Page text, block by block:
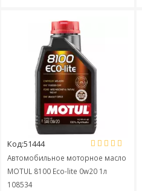
Код:51444
Автомобильное моторное масло
MOTUL 8100 Eco-lite 0w20 1л
108534